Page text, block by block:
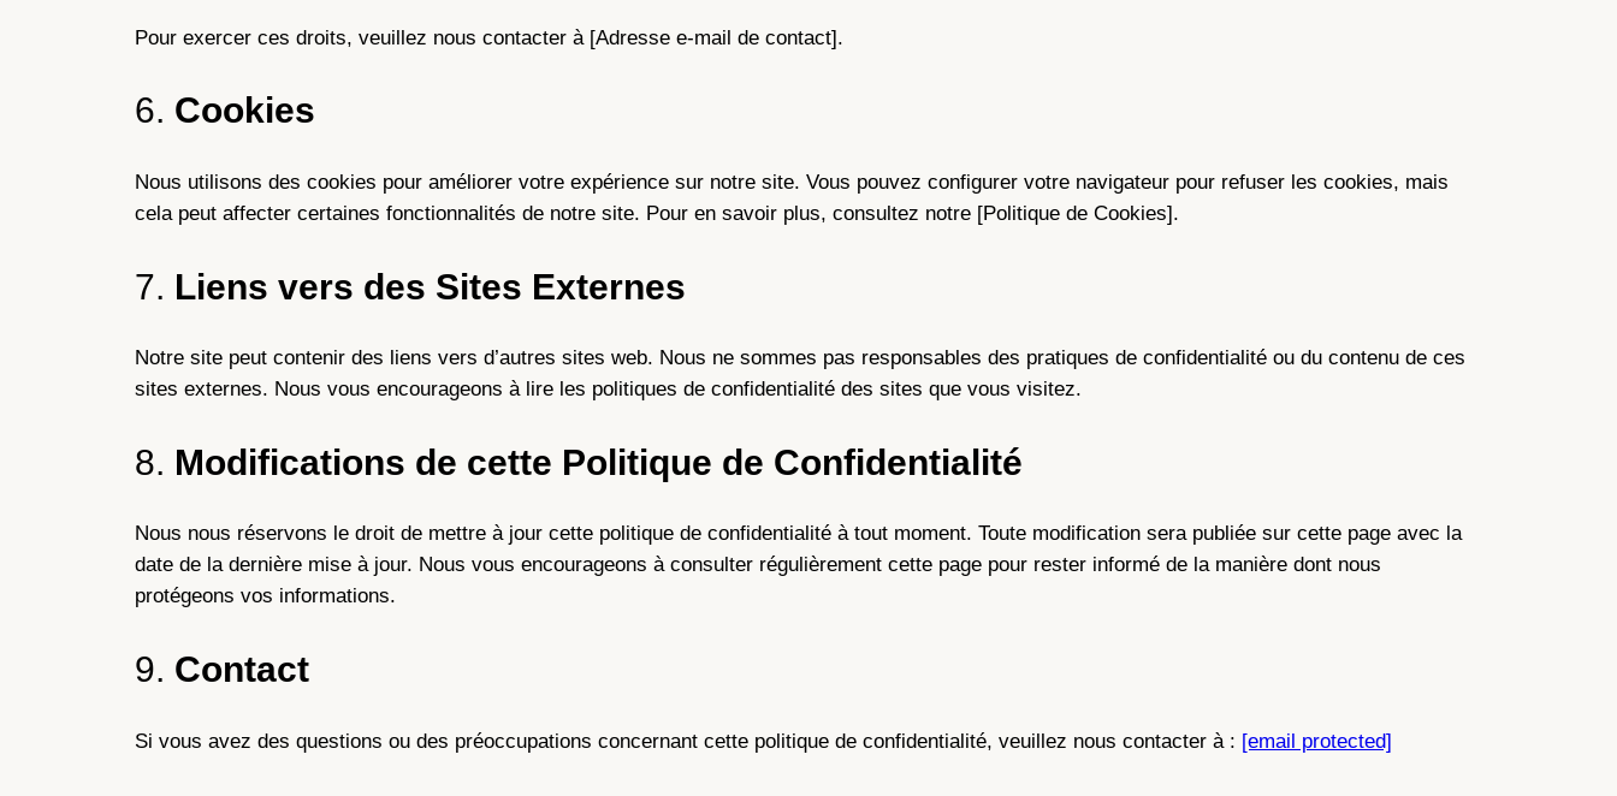
Pour exercer ces droits, veuillez nous contacter à [Adresse e-mail de contact].
6. Cookies
Nous utilisons des cookies pour améliorer votre expérience sur notre site. Vous pouvez configurer votre navigateur pour refuser les cookies, mais
cela peut affecter certaines fonctionnalités de notre site. Pour en savoir plus, consultez notre [Politique de Cookies].
7. Liens vers des Sites Externes
Notre site peut contenir des liens vers d’autres sites web. Nous ne sommes pas responsables des pratiques de confidentialité ou du contenu de ces
sites externes. Nous vous encourageons à lire les politiques de confidentialité des sites que vous visitez.
8. Modifications de cette Politique de Confidentialité
Nous nous réservons le droit de mettre à jour cette politique de confidentialité à tout moment. Toute modification sera publiée sur cette page avec la
date de la dernière mise à jour. Nous vous encourageons à consulter régulièrement cette page pour rester informé de la manière dont nous
protégeons vos informations.
9. Contact
Si vous avez des questions ou des préoccupations concernant cette politique de confidentialité, veuillez nous contacter à : [email protected]